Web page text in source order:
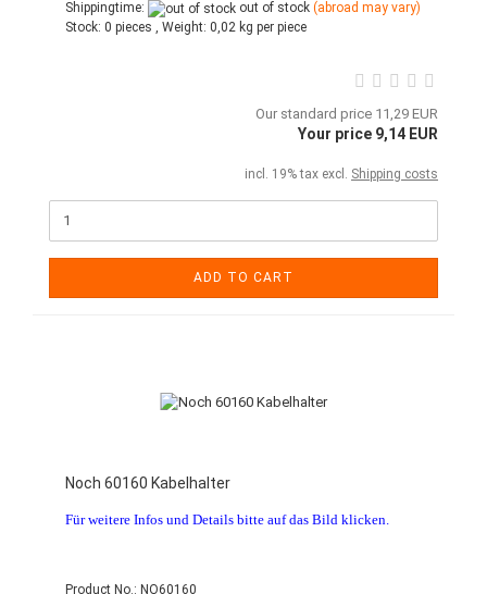
Shippingtime:
out of stock (abroad may vary)
Stock: 0 pieces , Weight: 0,02 kg per piece
Our standard price 11,29 EUR
Your price 9,14 EUR
incl. 19% tax excl. Shipping costs
ADD TO CART
Noch 60160 Kabelhalter
Für weitere Infos und Details bitte auf das Bild klicken.
Product No.: NO60160